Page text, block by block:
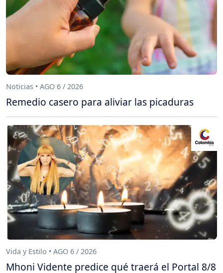
Noticias • AGO 6 / 2026
Remedio casero para aliviar las picaduras
Vida y Estilo • AGO 6 / 2026
Mhoni Vidente predice qué traerá el Portal 8/8